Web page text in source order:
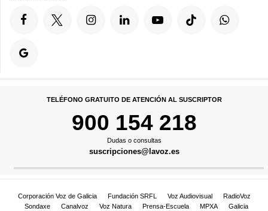
TELÉFONO GRATUITO DE ATENCIÓN AL SUSCRIPTOR
900 154 218
Dudas o consultas
suscripciones@lavoz.es
Corporación Voz de Galicia Fundación SRFL Voz Audiovisual
RadioVoz
Sondaxe
Canalvoz Voz Natura Prensa-Escuela MPXA
Galicia